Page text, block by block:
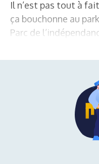
Il n’est pas tout à
ça bouchonne au
Parc de